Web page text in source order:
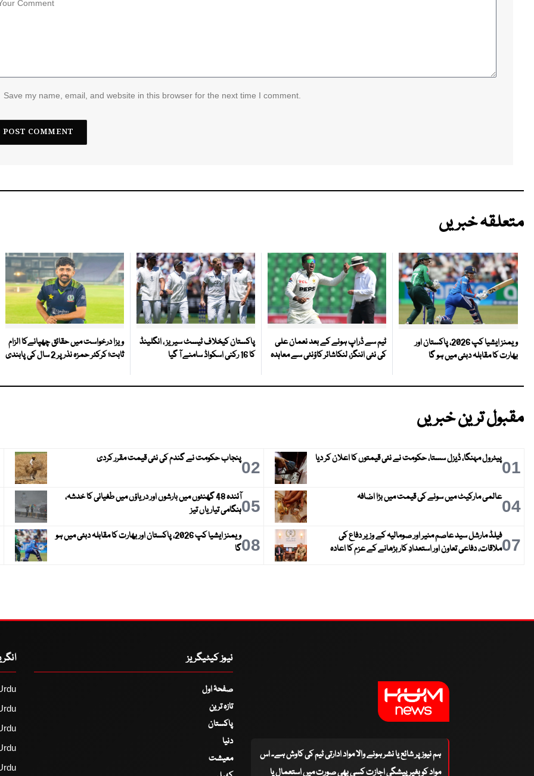
Save my name, email, and website in this browser for the next time I comment.
متعلقہ خبریں
ویمنز ایشیا کپ 2026، پاکستان اور
بھارت کا مقابلہ دبئی میں ہو گا
ٹیم سے ڈراپ ہونے کے بعد نعمان علی
کی نئی اننگز، لنکاشائر کاؤنٹی سے معاہدہ
پاکستان کیخلاف ٹیسٹ سیریز ، انگلینڈ
کا 16 رکنی اسکواڈ سامنے آ گیا
ویزا درخواست میں حقائق چھپانےکا الزام
ثابت؛ کرکٹر حمزہ نذر پر 2 سال کی پابندی
مقبول ترین خبریں
01پیٹرول مہنگا، ڈیزل سستا، حکومت نے نئی قیمتوں کا اعلان کر دیا 02پنجاب حکومت نے گندم کی نئی قیمت مقرر کردی
04عالمی مارکیٹ میں سونے کی قیمت میں بڑا اضافہ 05
آئندہ 48 گھنٹوں میں بارشوں اور دریاؤں میں طغیانی کا خدشہ،
ہنگامی تیاریاں تیز
07فیلڈ مارشل سید عاصم منیر اور صومالیہ کے وزیر دفاع کی
ملاقات، دفاعی تعاون اور استعدادِ کار بڑھانے کے عزم کا اعادہ
08
ویمنز ایشیا کپ 2026، پاکستان اور بھارت کا مقابلہ دبئی میں ہو
گا
ہم نیوز پر شائع یا نشر ہونے والا مواد ادارتی ٹیم کی کاوش ہے۔ اس
مواد کو بغیر پیشگی اجازت کسی بھی صورت میں استعمال یا
نیوز کیٹیگریز
صفحۂ اول
تازہ ترین
پاکستان
دنیا
معیشت